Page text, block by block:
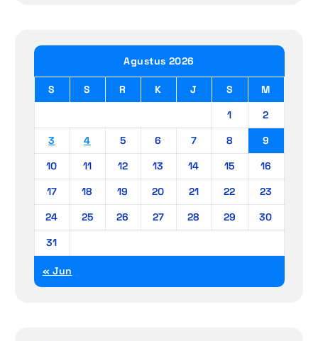
Agustus 2026
S S R K J S
M
1
2
3
4 5 6 7 8
9
10
11 12 13 14 15
16
17
18 19 20 21 22
23
24
25 26 27 28 29
30
31
« Jun